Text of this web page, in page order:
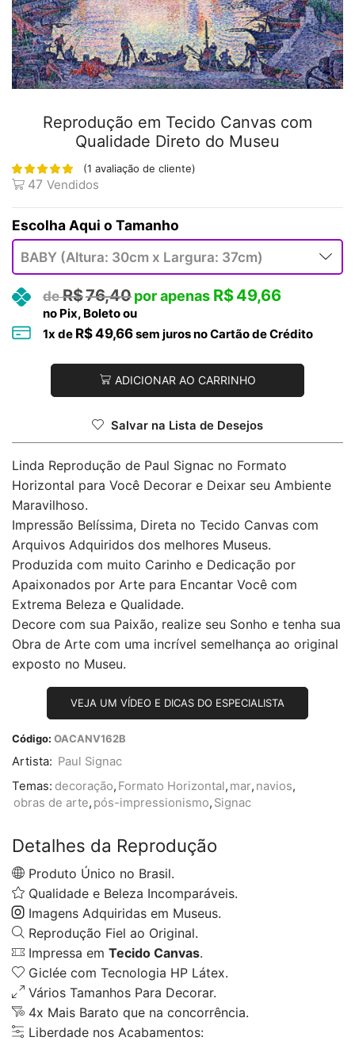
Reprodução em Tecido Canvas com
Qualidade Direto do Museu
(1 avaliação de cliente)
47 Vendidos
Tamanho
R$76,40 R$49,66
no Pix, Boleto ou
1x de R$49,66sem juros no Cartão de Crédito
ADICIONAR AO CARRINHO
Salvar na Lista de Desejos
Linda Reprodução de Paul Signac no Formato
Horizontal para Você Decorar e Deixar seu Ambiente
Maravilhoso.
Impressão Belíssima, Direta no Tecido Canvas com
Arquivos Adquiridos dos melhores Museus.
Produzida com muito Carinho e Dedicação por
Apaixonados por Arte para Encantar Você com
Extrema Beleza e Qualidade.
Decore com sua Paixão, realize seu Sonho e tenha sua
Obra de Arte com uma incrível semelhança ao original
exposto no Museu.
VEJA UM VÍDEO E DICAS DO ESPECIALISTA
Código: OACANV162B
Artista: Paul Signac
Temas: decoração, Formato Horizontal , mar, navios,
obras de arte, pós-impressionismo, Signac
Detalhes da Reprodução
Produto Único no Brasil.
Qualidade e Beleza Incomparáveis.
Imagens Adquiridas em Museus.
Reprodução Fiel ao Original.
Impressa em Tecido Canvas.
Giclée com Tecnologia HP Látex.
Vários Tamanhos Para Decorar.
4x Mais Barato que na concorrência.
Liberdade nos Acabamentos: